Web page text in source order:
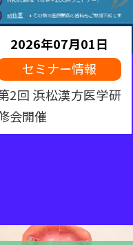
2026年07月01日
セミナー情報
2回 浜松漢方医学研
会開催